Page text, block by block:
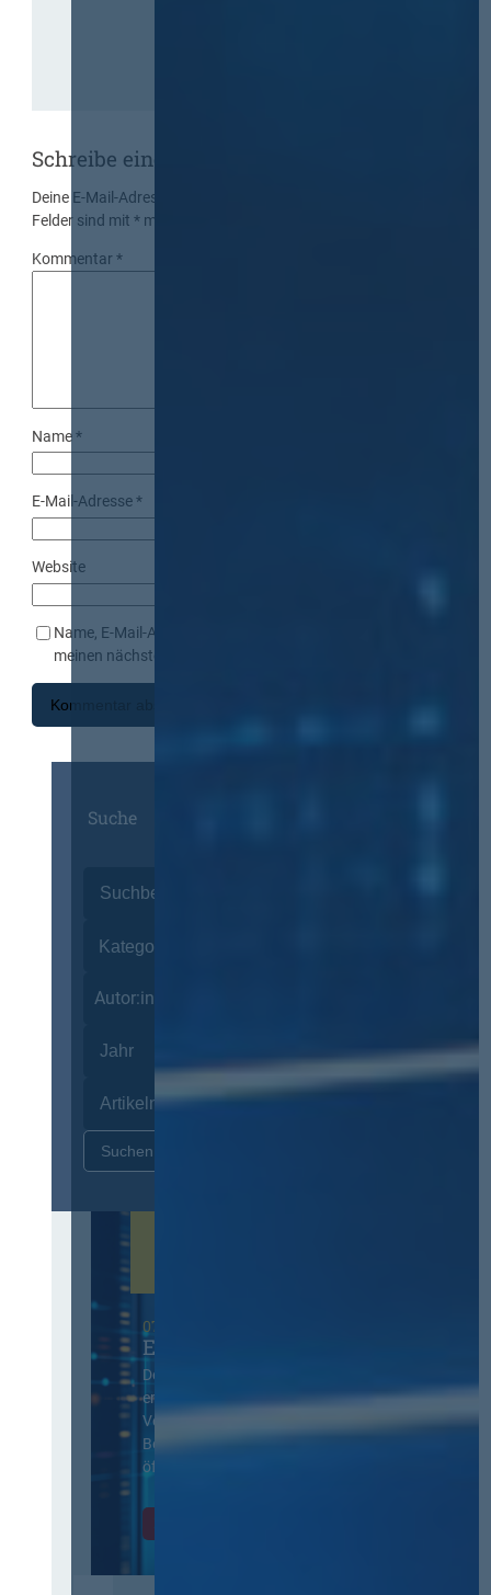
Schreibe einen Kommentar
Deine E-Mail-Adresse wird nicht veröffentlicht.
Felder sind mit* markiert
Kommentar*
Name*
E-Mail-Adresse*
Website
Name, E-Mail-Adresse und Website in diesem Browser für
meinen nächsten Kommentar speichern.
Suche
Autor:innen
07. Oktober 2026 in Berlin
EVB-IT Thementag
Der Thementag für die
ergänzenden
Vertragsbedingungen von IT-
Beschaffung in der
öffentlichen Verwaltung